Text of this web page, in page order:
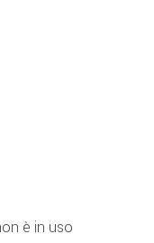
è in uso